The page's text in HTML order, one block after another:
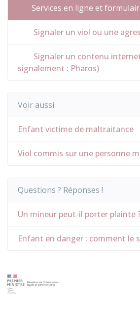
Services en ligne et
Signaler un viol ou une
Signaler un contenu
signalement : Pharos)
Voir aussi
Enfant victime de maltraitance
Viol commis sur une personne
Questions ? Réponses !
Un mineur peut-il porter plainte
Enfant en danger : comment le